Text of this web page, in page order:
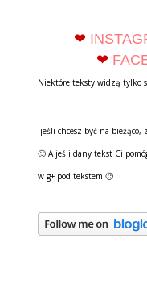
❤
❤
Niektóre teksty widzą tylko
jeśli chcesz być na bieżąco,
🙂 A jeśli dany tekst Ci
w g+ pod tekstem 🙂